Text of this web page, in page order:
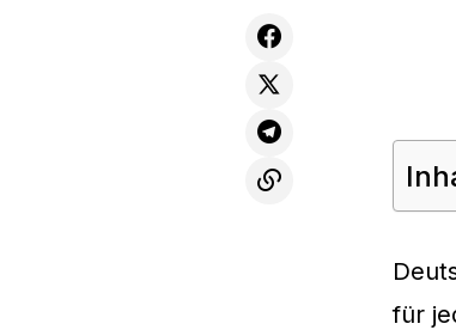
für